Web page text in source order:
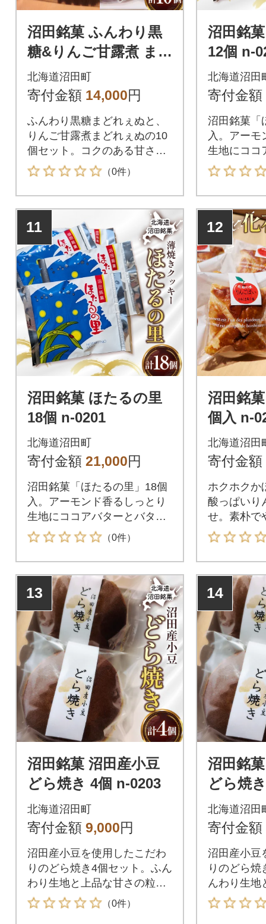
沼田銘菓 ふんわり黒
糖&りんご甘露煮 ま
どれぇぬ 10個入 n-01
99
北海道沼田町
寄付金額 14,000円
ふんわり黒糖まどれぇぬと、
りんご甘露煮まどれぇぬの10
個セット。コクのある甘さと
果実の風味が楽しめる、しっ
とりおいしい詰合せです。
（0件）
沼田銘
12個 n-
北海道沼田
寄付金額
沼田銘菓「
入。アーモ
生地にココ
の風味が調
で、贈答に
な焼菓子で
11
沼田銘菓 ほたるの里
18個 n-0201
北海道沼田町
寄付金額 21,000円
沼田銘菓「ほたるの里」18個
入。アーモンド香るしっとり
生地にココアバターとバター
の風味が調和。やさしい甘さ
で、贈答にもぴったりの上品
な焼菓子です。
（0件）
12
沼田銘
個入 n-
北海道沼田
寄付金額
ホクホクか
酸っぱいり
せ。素朴で
手作りパイ
る人気の和
す。
13
沼田銘菓 沼田産小豆
どら焼き 4個 n-0203
北海道沼田町
寄付金額 9,000円
沼田産小豆を使用したこだわ
りのどら焼き4個セット。ふん
わり生地と上品な甘さの粒あ
んが相性抜群。おやつや手土
産に最適な和菓子です。
（0件）
14
沼田銘
どら焼
北海道沼田
寄付金額
沼田産小豆
りのどら焼
んわり生地
あんが相性
土産に最適